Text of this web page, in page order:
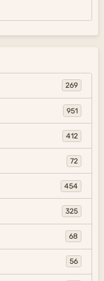
269
951
412
72
454
325
68
56